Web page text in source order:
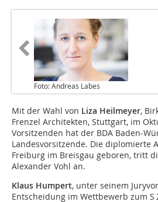
Foto: Andreas Labes
Mit der Wahl von Liza Heilmeyer,
Frenzel Architekten, Stuttgart, im
Vorsitzenden hat der BDA Baden-
Landesvorsitzende. Die diplomierte
Freiburg im Breisgau geboren, tritt
Alexander Vohl an.
Klaus Humpert, unter seinem
Entscheidung im Wettbewerb zum S